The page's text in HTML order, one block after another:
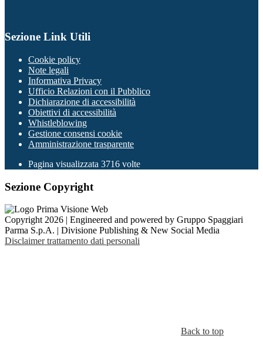
Sezione Link Utili
Cookie policy
Note legali
Informativa Privacy
Ufficio Relazioni con il Pubblico
Dichiarazione di accessibilità
Obiettivi di accessibilità
Whistleblowing
Gestione consensi cookie
Amministrazione trasparente
Pagina visualizzata 3716 volte
Sezione Copyright
Copyright 2026 | Engineered and powered by Gruppo Spaggiari
Parma S.p.A. | Divisione Publishing & New Social Media
Disclaimer trattamento dati personali
Back to top